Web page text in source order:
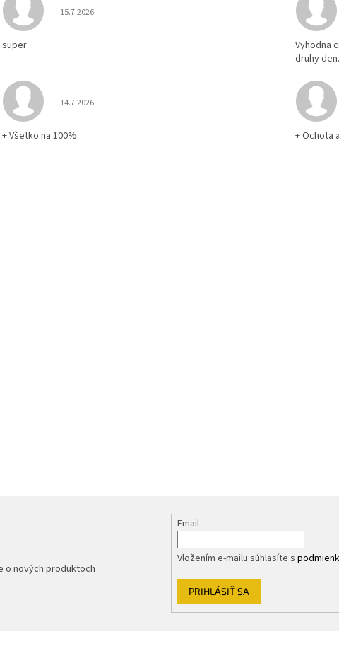
Hodnotenie obchodu je 5 z 5 hviezdičiek.
15.7.2026
super
Vyhodna
druhy den.
Hodnotenie obchodu je 5 z 5 hviezdičiek.
14.7.2026
+ Všetko na 100% + Ochota
o nových produktoch
Email
Vložením e-mailu súhlasíte s
PRIHLÁSIŤ SA